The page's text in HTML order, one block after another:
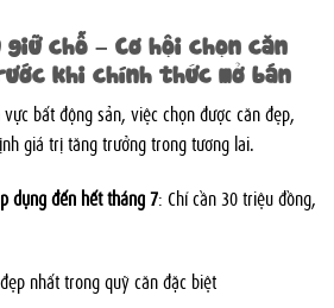
chỗ – Cơ hội chọn căn
khi chính thức mở bán
bất động sản, việc chọn được căn đẹp,
giá trị tăng trưởng trong tương lai.
dụng đến hết tháng 7: Chỉ cần 30 triệu đồng,
nhất trong quỹ căn đặc biệt